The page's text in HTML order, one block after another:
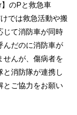
のPと救急車
では救急活動や搬
じて消防車が同時
んだのに消防車が
せんが、傷病者を
と消防隊が連携し
とご協力をお願い